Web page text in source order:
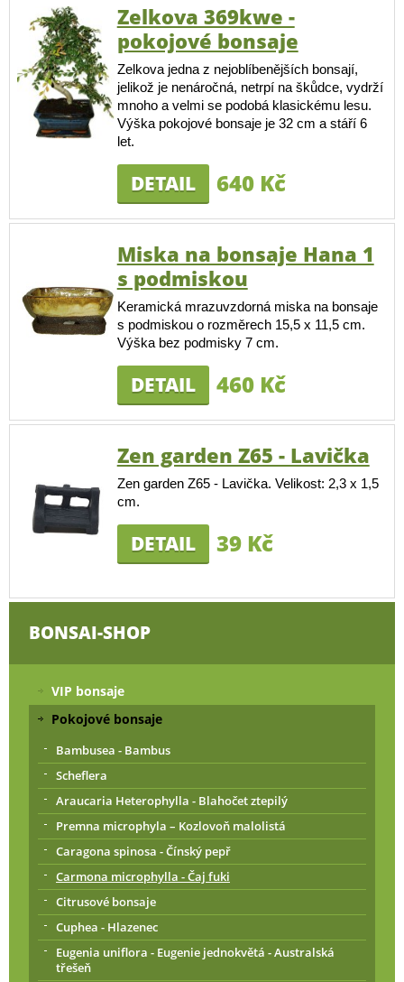
Zelkova 369kwe -
pokojové bonsaje
Zelkova jedna z nejoblíbenějších bonsají,
jelikož je nenáročná, netrpí na škůdce, vydrží
mnoho a velmi se podobá klasickému lesu.
Výška pokojové bonsaje je 32 cm a stáří 6
let.
DETAIL 640 Kč
Miska na bonsaje Hana 1
s podmiskou
Keramická mrazuvzdorná miska na bonsaje
s podmiskou o rozměrech 15,5 x 11,5 cm.
Výška bez podmisky 7 cm.
DETAIL 460 Kč
Zen garden Z65 - Lavička
Zen garden Z65 - Lavička. Velikost: 2,3 x 1,5
cm.
DETAIL 39 Kč
BONSAI-SHOP
VIP bonsaje
Pokojové bonsaje
Bambusea - Bambus
Scheflera
Araucaria Heterophylla - Blahočet ztepilý
Premna microphyla – Kozlovoň malolistá
Caragona spinosa - Čínský pepř
Carmona microphylla - Čaj fuki
Citrusové bonsaje
Cuphea - Hlazenec
Eugenia uniflora - Eugenie jednokvětá - Australská
třešeň